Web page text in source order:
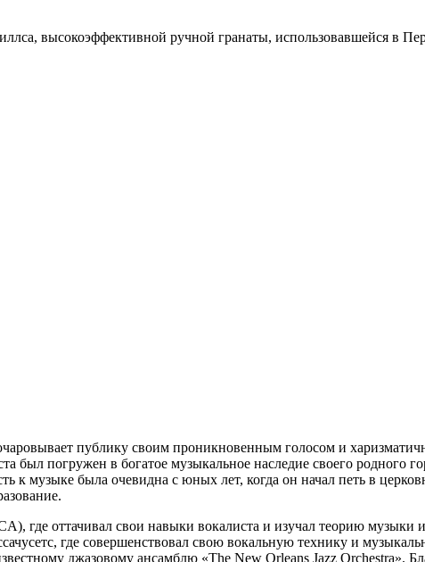
высокоэффективной ручной гранаты, использовавшейся в
публику своим проникновенным голосом и
был погружен в богатое музыкальное наследие своего родного
музыке была очевидна с юных лет, когда он начал петь в
где оттачивал свои навыки вокалиста и изучал теорию
где совершенствовал свою вокальную технику и
джазовому ансамблю «The New Orleans Jazz Orchestra».